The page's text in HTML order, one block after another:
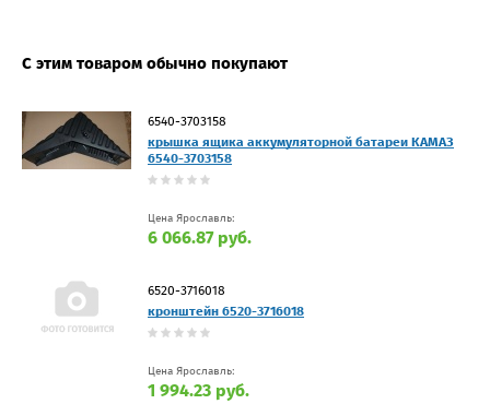
С этим товаром обычно покупают
6540-3703158
крышка ящика аккумуляторной батареи КАМАЗ
6540-3703158
Цена Ярославль:
6 066.87 руб.
6520-3716018
кронштейн 6520-3716018
Цена Ярославль:
1 994.23 руб.